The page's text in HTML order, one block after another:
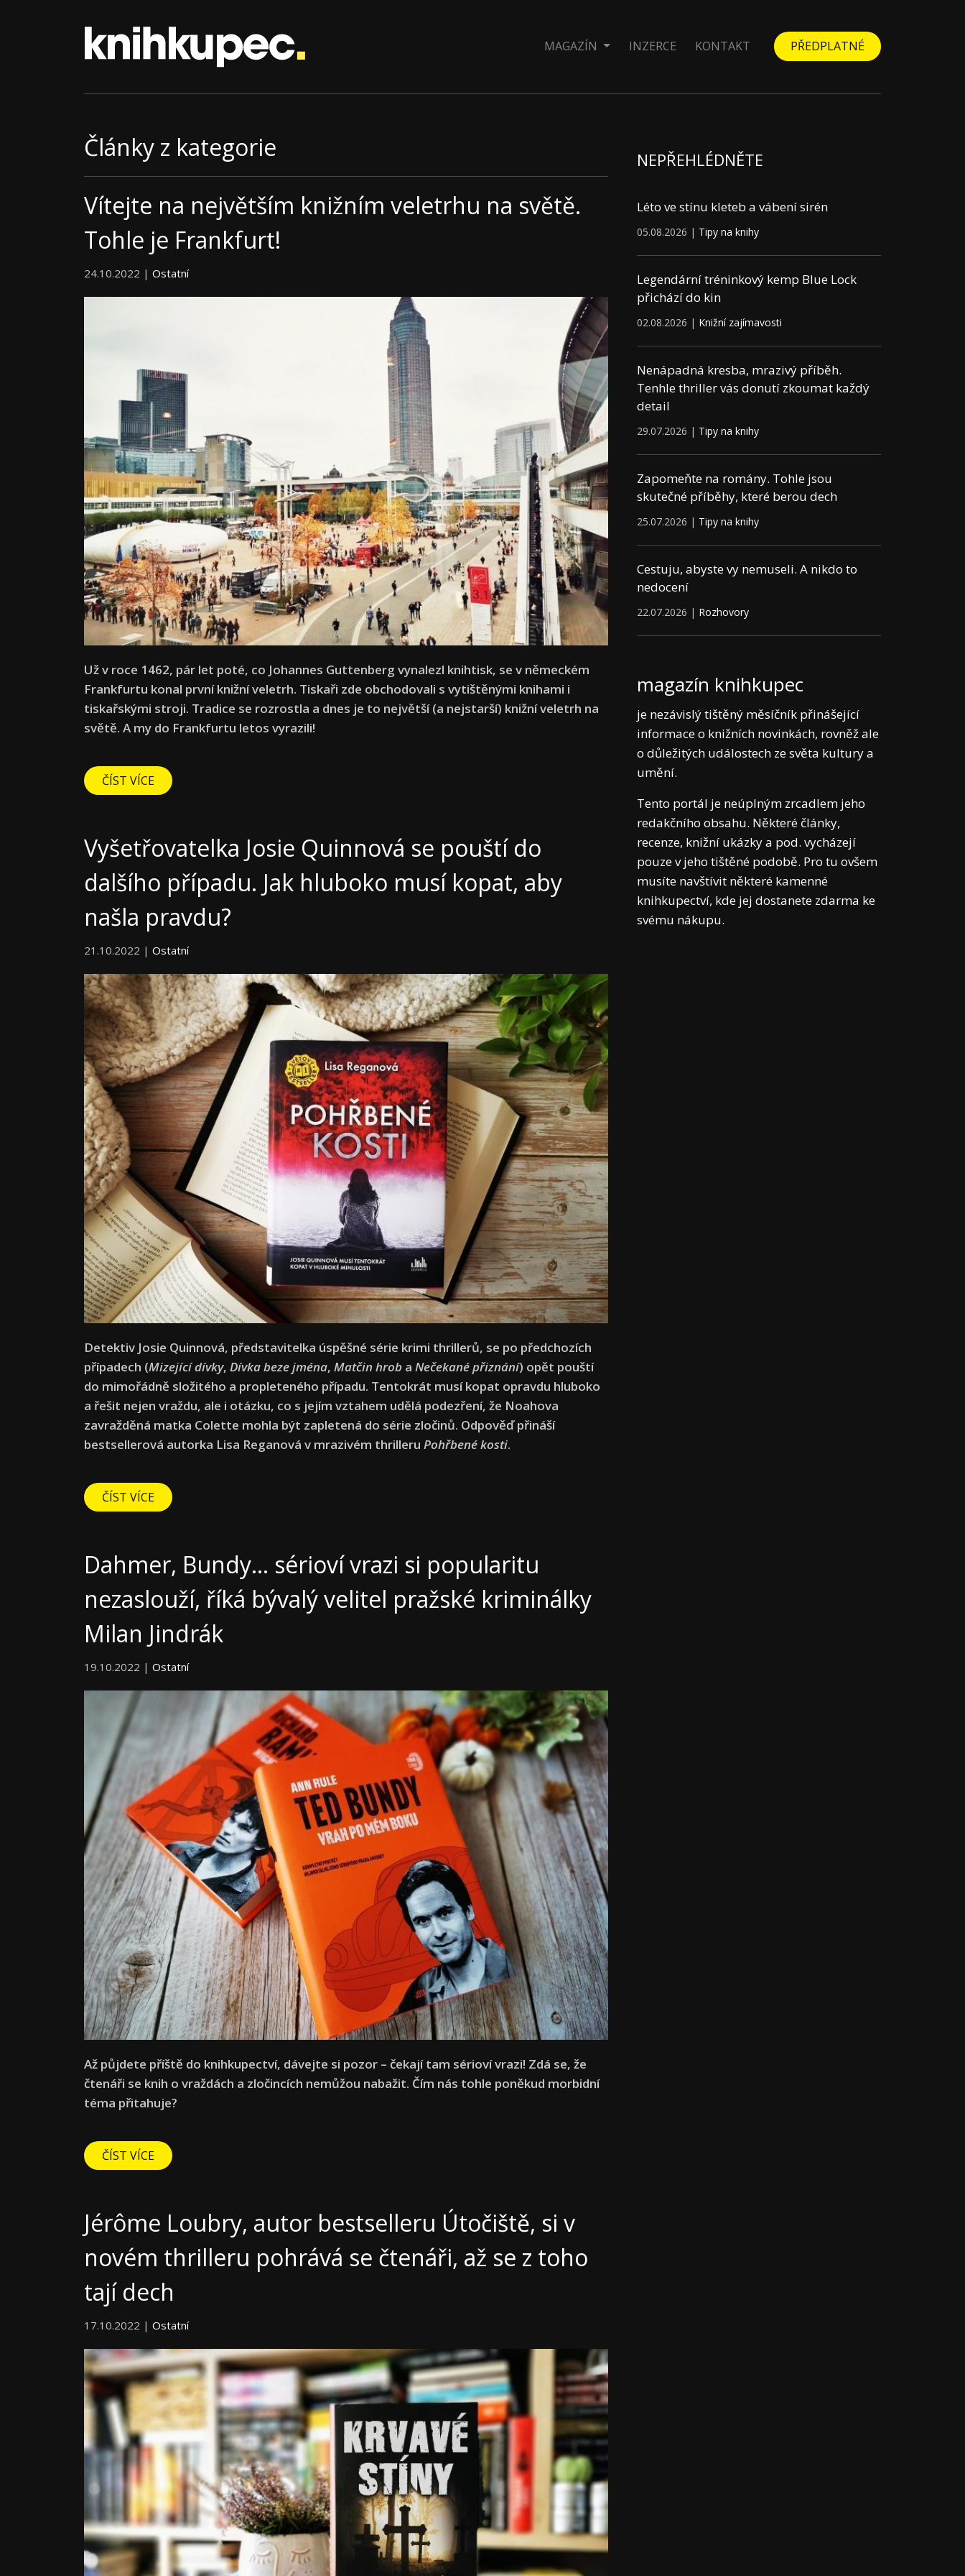
MAGAZÍN INZERCE KONTAKT PŘEDPLATNÉ
Články z kategorie
Vítejte na největším knižním veletrhu na světě.
Tohle je Frankfurt!
24.10.2022 | Ostatní
Už v roce 1462, pár let poté, co Johannes Guttenberg vynalezl knihtisk, se v německém
Frankfurtu konal první knižní veletrh. Tiskaři zde obchodovali s vytištěnými knihami i
tiskařskými stroji. Tradice se rozrostla a dnes je to největší (a nejstarší) knižní veletrh na
světě. A my do Frankfurtu letos vyrazili!
ČÍST VÍCE
Vyšetřovatelka Josie Quinnová se pouští do
dalšího případu. Jak hluboko musí kopat, aby
našla pravdu?
21.10.2022 | Ostatní
Detektiv Josie Quinnová, představitelka úspěšné série krimi thrillerů, se po předchozích
případech (Mizející dívky, Dívka beze jména, Matčin hrob a Nečekané přiznání) opět pouští
do mimořádně složitého a propleteného případu. Tentokrát musí kopat opravdu hluboko
a řešit nejen vraždu, ale i otázku, co s jejím vztahem udělá podezření, že Noahova
zavražděná matka Colette mohla být zapletená do série zločinů. Odpověď přináší
bestsellerová autorka Lisa Reganová v mrazivém thrilleru Pohřbené kosti.
ČÍST VÍCE
Dahmer, Bundy... sérioví vrazi si popularitu
nezaslouží, říká bývalý velitel pražské kriminálky
Milan Jindrák
19.10.2022 | Ostatní
Až půjdete příště do knihkupectví, dávejte si pozor – čekají tam sérioví vrazi! Zdá se, že
čtenáři se knih o vraždách a zločincích nemůžou nabažit. Čím nás tohle poněkud morbidní
téma přitahuje?
ČÍST VÍCE
Jérôme Loubry, autor bestselleru Útočiště, si v
novém thrilleru pohrává se čtenáři, až se z toho
tají dech
17.10.2022 | Ostatní
NEPŘEHLÉDNĚTE
Léto ve stínu kleteb a vábení sirén
05.08.2026 | Tipy na knihy
Legendární tréninkový kemp Blue Lock
přichází do kin
02.08.2026 | Knižní zajímavosti
Nenápadná kresba, mrazivý příběh.
Tenhle thriller vás donutí zkoumat každý
detail
29.07.2026 | Tipy na knihy
Zapomeňte na romány. Tohle jsou
skutečné příběhy, které berou dech
25.07.2026 | Tipy na knihy
Cestuju, abyste vy nemuseli. A nikdo to
nedocení
22.07.2026 | Rozhovory
magazín knihkupec
je nezávislý tištěný měsíčník přinášející
informace o knižních novinkách, rovněž ale
o důležitých událostech ze světa kultury a
umění.
Tento portál je neúplným zrcadlem jeho
redakčního obsahu. Některé články,
recenze, knižní ukázky a pod. vycházejí
pouze v jeho tištěné podobě. Pro tu ovšem
musíte navštívit některé kamenné
knihkupectví, kde jej dostanete zdarma ke
svému nákupu.